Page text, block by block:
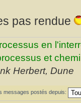
pas rendue
en
et
Herbert, Dune
messages postés depuis: